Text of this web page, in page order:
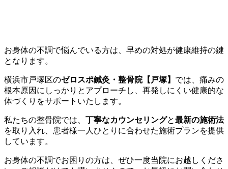
お身体の不調で悩んでいる方は、早めの対処が健康維持の鍵
となります。
横浜市戸塚区のゼロスポ鍼灸・整骨院【戸塚】 では、痛みの
根本原因にしっかりとアプローチし、再発しにくい健康的な
体づくりをサポートいたします。
私たちの整骨院では、 丁寧なカウンセリングと最新の施術法
を取り入れ、患者様一人ひとりに合わせた施術プランを提供
しています。
お身体の不調でお困りの方は、ぜひ一度当院にお越しくださ